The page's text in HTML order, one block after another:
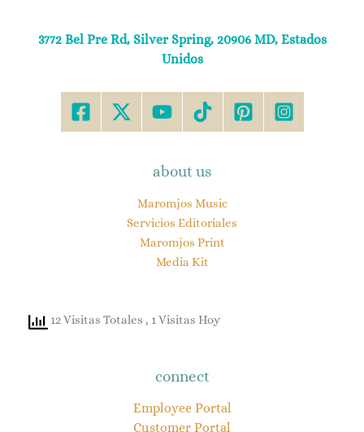
3772 Bel Pre Rd, Silver Spring, 20906 MD, Estados
Unidos
about us
Maromjos Music
Servicios Editoriales
Maromjos Print
Media Kit
12 Visitas Totales , 1 Visitas Hoy
connect
Employee Portal
Customer Portal